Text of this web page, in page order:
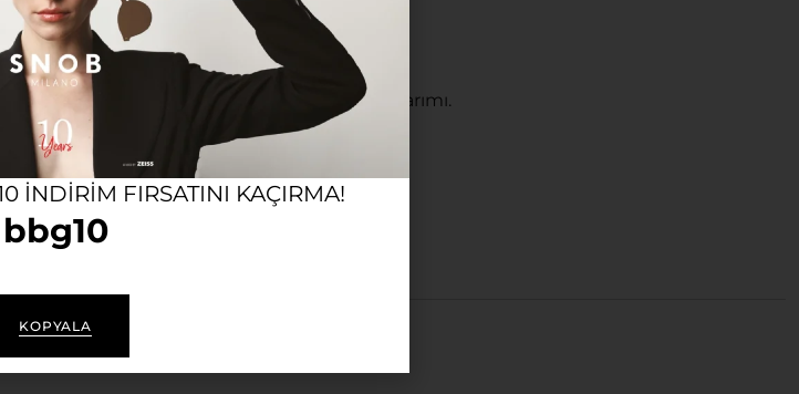
GÖZLÜĞÜ
asil altın (gold) detaylı premium gövde tasarımı.
UV güneş gözlüğü camı.
sahip, sofistike çizgiler.
konforlu yapı.
INDIRIM FIRSATINI KAÇIRMA!
bbg10
KOPYALA